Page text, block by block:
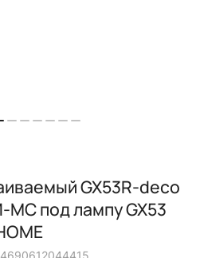
GX53R-deco
под лампу GX53